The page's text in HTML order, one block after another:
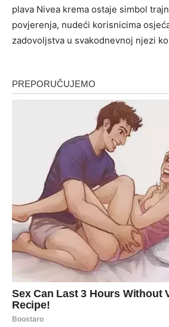
plava Nivea krema ostaje simbol
povjerenja, nudeći korisnicima
zadovoljstva u svakodnevnoj njezi